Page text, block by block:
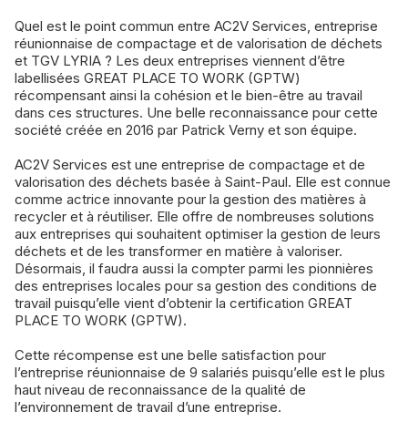
Quel est le point commun entre AC2V Services, entreprise
réunionnaise de compactage et de valorisation de déchets
et TGV LYRIA ? Les deux entreprises viennent d’être
labellisées GREAT PLACE TO WORK (GPTW)
récompensant ainsi la cohésion et le bien-être au travail
dans ces structures. Une belle reconnaissance pour cette
société créée en 2016 par Patrick Verny et son équipe.
AC2V Services est une entreprise de compactage et de
valorisation des déchets basée à Saint-Paul. Elle est connue
comme actrice innovante pour la gestion des matières à
recycler et à réutiliser. Elle offre de nombreuses solutions
aux entreprises qui souhaitent optimiser la gestion de leurs
déchets et de les transformer en matière à valoriser.
Désormais, il faudra aussi la compter parmi les pionnières
des entreprises locales pour sa gestion des conditions de
travail puisqu’elle vient d’obtenir la certification GREAT
PLACE TO WORK (GPTW).
Cette récompense est une belle satisfaction pour
l’entreprise réunionnaise de 9 salariés puisqu’elle est le plus
haut niveau de reconnaissance de la qualité de
l’environnement de travail d’une entreprise.